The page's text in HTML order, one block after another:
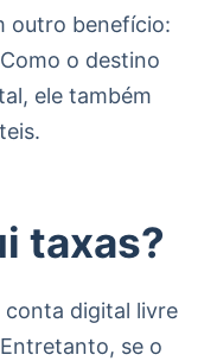
outro benefício:
o destino
ele também
taxas?
conta digital livre
se o